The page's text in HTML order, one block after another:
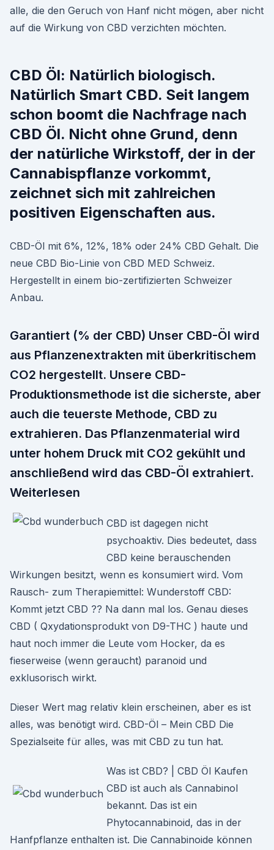
alle, die den Geruch von Hanf nicht mögen, aber nicht
auf die Wirkung von CBD verzichten möchten.
CBD Öl: Natürlich biologisch.
Natürlich Smart CBD. Seit langem
schon boomt die Nachfrage nach
CBD Öl. Nicht ohne Grund, denn
der natürliche Wirkstoff, der in der
Cannabispflanze vorkommt,
zeichnet sich mit zahlreichen
positiven Eigenschaften aus.
CBD-Öl mit 6%, 12%, 18% oder 24% CBD Gehalt. Die
neue CBD Bio-Linie von CBD MED Schweiz.
Hergestellt in einem bio-zertifizierten Schweizer
Anbau.
Garantiert (% der CBD) Unser CBD-Öl wird
aus Pflanzenextrakten mit überkritischem
CO2 hergestellt. Unsere CBD-
Produktionsmethode ist die sicherste, aber
auch die teuerste Methode, CBD zu
extrahieren. Das Pflanzenmaterial wird
unter hohem Druck mit CO2 gekühlt und
anschließend wird das CBD-Öl extrahiert.
Weiterlesen
CBD ist dagegen nicht
psychoaktiv. Dies bedeutet, dass
CBD keine berauschenden
Wirkungen besitzt, wenn es konsumiert wird. Vom
Rausch- zum Therapiemittel: Wunderstoff CBD:
Kommt jetzt CBD ?? Na dann mal los. Genau dieses
CBD ( Qxydationsprodukt von D9-THC ) haute und
haut noch immer die Leute vom Hocker, da es
fieserweise (wenn geraucht) paranoid und
exklusorisch wirkt.
Dieser Wert mag relativ klein erscheinen, aber es ist
alles, was benötigt wird. CBD-Öl – Mein CBD Die
Spezialseite für alles, was mit CBD zu tun hat.
Was ist CBD? | CBD Öl Kaufen
CBD ist auch als Cannabinol
bekannt. Das ist ein
Phytocannabinoid, das in der
Hanfpflanze enthalten ist. Die Cannabinoide können